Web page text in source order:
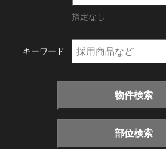
指定なし
キーワード
物件検索
部位検索